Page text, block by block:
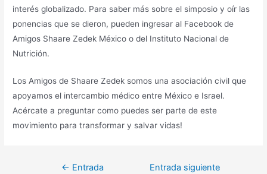
interés globalizado. Para saber más sobre el simposio y oír las
ponencias que se dieron, pueden ingresar al Facebook de
Amigos Shaare Zedek México o del Instituto Nacional de
Nutrición.
Los Amigos de Shaare Zedek somos una asociación civil que
apoyamos el intercambio médico entre México e Israel.
Acércate a preguntar como puedes ser parte de este
movimiento para transformar y salvar vidas!
← Entrada
Entrada siguiente